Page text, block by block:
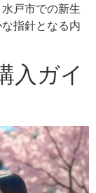
戸市での新生
指針となる内
入ガイ